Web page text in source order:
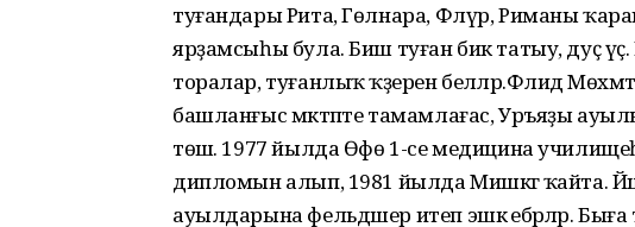
туғандары Рита, Гөлнара, Флүр, Риманы
ярҙамсыһы була. Биш туған бик татыу, дуҫ үҫә.
торалар, туғанлыҡ ҡәҙерен беләләр.Флидә
башланғыс мәктәпте тамамлағас, Уръяҙы
төшә. 1977 йылда Өфө 1-се медицина
дипломын алып, 1981 йылда Мишкәгә ҡайта.
ауылдарына фельдшер итеп эшкә ебәрәләр.